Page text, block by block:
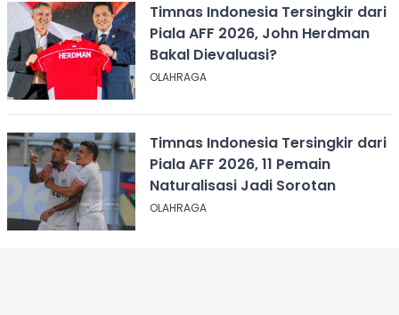
Timnas Indonesia Tersingkir dari
Piala AFF 2026, John Herdman
Bakal Dievaluasi?
OLAHRAGA
Timnas Indonesia Tersingkir dari
Piala AFF 2026, 11 Pemain
Naturalisasi Jadi Sorotan
OLAHRAGA